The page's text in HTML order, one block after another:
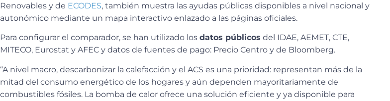
Renovables y de ECODES, también muestra las ayudas públicas disponibles a nivel nacional y
autonómico mediante un mapa interactivo enlazado a las páginas oficiales.
Para configurar el comparador, se han utilizado los datos públicos del IDAE, AEMET, CTE,
MITECO, Eurostat y AFEC y datos de fuentes de pago: Precio Centro y de Bloomberg.
“A nivel macro, descarbonizar la calefacción y el ACS es una prioridad: representan más de la
mitad del consumo energético de los hogares y aún dependen mayoritariamente de
combustibles fósiles. La bomba de calor ofrece una solución eficiente y ya disponible para